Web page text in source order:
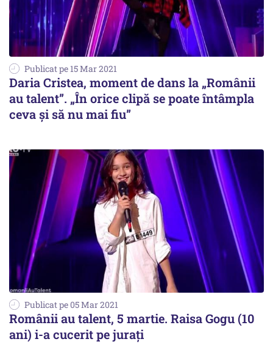
Publicat pe 15 Mar 2021
Daria Cristea, moment de dans la „Românii
au talent”. „În orice clipă se poate întâmpla
ceva și să nu mai fiu”
Publicat pe 05 Mar 2021
Românii au talent, 5 martie. Raisa Gogu (10
ani) i-a cucerit pe jurați